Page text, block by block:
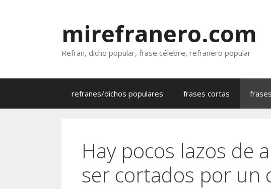
mirefranero.com
Refran, dicho popular, frase célebre, refranero popular
refranes/dichos populares frases cortas
Hay pocos lazos de
ser cortados por un